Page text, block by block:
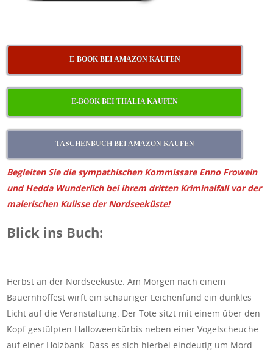
E-BOOK BEI AMAZON KAUFEN
E-BOOK BEI THALIA KAUFEN
TASCHENBUCH BEI AMAZON KAUFEN
Begleiten Sie die sympathischen Kommissare Enno Frowein
und Hedda Wunderlich bei ihrem dritten Kriminalfall vor der
malerischen Kulisse der Nordseeküste!
Blick ins Buch:
Herbst an der Nordseeküste. Am Morgen nach einem
Bauernhoffest wirft ein schauriger Leichenfund ein dunkles
Licht auf die Veranstaltung. Der Tote sitzt mit einem über den
Kopf gestülpten Halloweenkürbis neben einer Vogelscheuche
auf einer Holzbank. Dass es sich hierbei eindeutig um Mord